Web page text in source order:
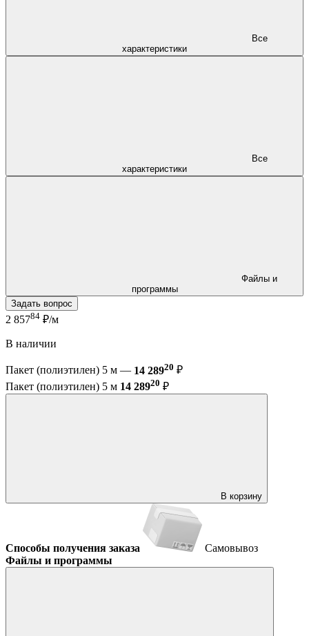
характеристики
характеристики
программы
Задать вопрос
2 85784 ₽/м
В наличии
Пакет (полиэтилен) 5 м — 14 28920 ₽
Пакет (полиэтилен) 5 м 14 28920 ₽
В корзину
Способы получения заказа
Самовывоз
Файлы и программы